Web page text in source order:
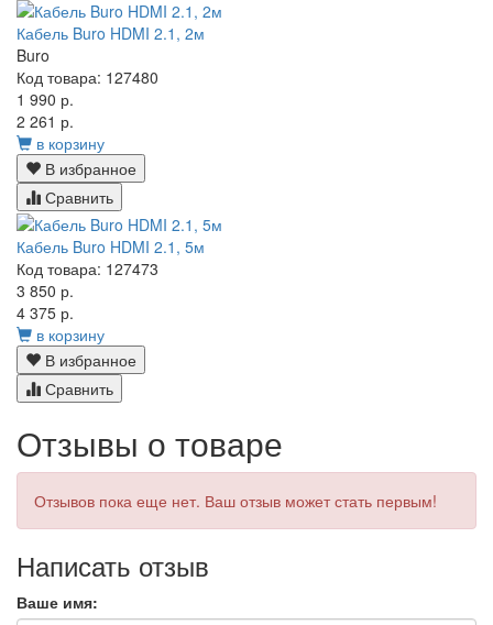
Кабель Buro HDMI 2.1, 2м
Buro
Код товара: 127480
1 990 р.
2 261 р.
в корзину
В избранное
Сравнить
Кабель Buro HDMI 2.1, 5м
Код товара: 127473
3 850 р.
4 375 р.
в корзину
В избранное
Сравнить
Отзывы о товаре
Отзывов пока еще нет. Ваш отзыв может стать первым!
Написать отзыв
Ваше имя: